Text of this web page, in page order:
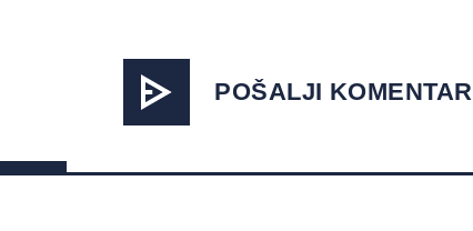
POŠALJI KOMENTAR